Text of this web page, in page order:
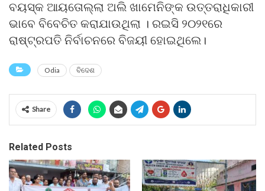
ବୟସ୍କ ଆୟତୋଲ୍ଲା ଅଲି ଖାମେନିଙ୍କ ଉତ୍ତରାଧିକାରୀ
ଭାବେ ବିବେଚିତ କରାଯାଉଥିଲା । ରଇସି ୨୦୨୧ରେ
ରାଷ୍ଟ୍ରପତି ନିର୍ବାଚନରେ ବିଜୟୀ ହୋଇଥିଲେ।
Odia ବିଦେଶ
Share
Related Posts